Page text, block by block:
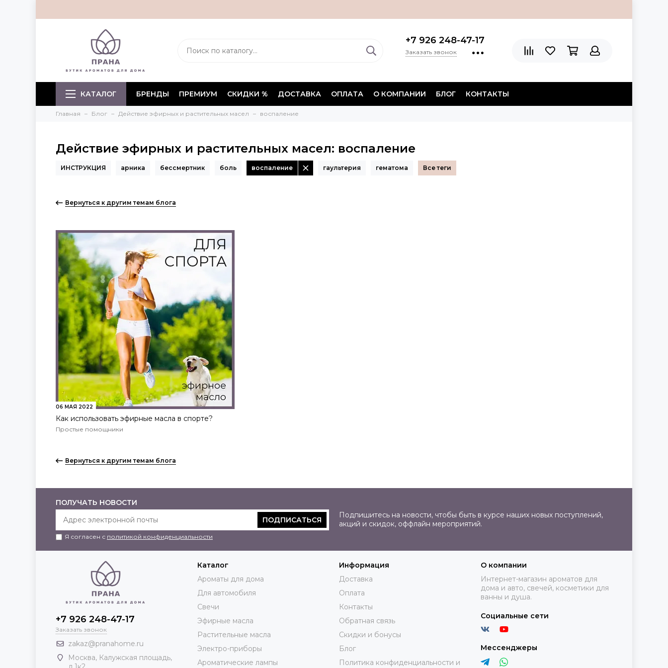
+7 926 248-47-17
Заказать звонок
КАТАЛОГ БРЕНДЫ ПРЕМИУМ СКИДКИ % ДОСТАВКА ОПЛАТА О КОМПАНИИ БЛОГ КОНТАКТЫ
Главная Блог Действие эфирных и растительных масел воспаление
Действие эфирных и растительных масел: воспаление
ИНСТРУКЦИЯ арника бессмертник боль воспаление гаультерия гематома
Вернуться к другим темам блога
06 МАЯ 2022
Как использовать эфирные масла в спорте?
Простые помощники
Вернуться к другим темам блога
ПОЛУЧАТЬ НОВОСТИ
ПОДПИСАТЬСЯ
Я согласен с политикой конфиденциальности
Подпишитесь на новости, чтобы быть в курсе наших новых поступлений,
акций и скидок, оффлайн мероприятий.
+7 926 248-47-17
Заказать звонок
zakaz@pranahome.ru
Москва, Калужская площадь,
Каталог
Ароматы для дома
Для автомобиля
Свечи
Эфирные масла
Растительные масла
Электро-приборы
Ароматические лампы
Информация
Доставка
Оплата
Контакты
Обратная связь
Скидки и бонусы
Блог
Политика конфиденциальности и
О компании
Интернет-магазин ароматов для
дома и авто, свечей, косметики для
ванны и душа.
Социальные сети
Мессенджеры